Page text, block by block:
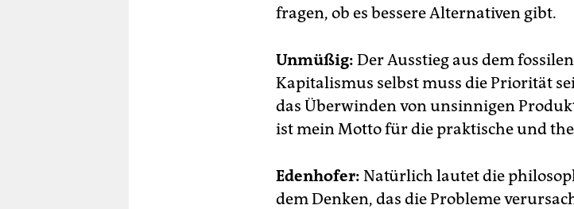
fragen, ob es bessere Alternativen gibt.
Unmüßig: Der Ausstieg aus dem
Kapitalismus selbst muss die Priorität
das Überwinden von unsinnigen
ist mein Motto für die praktische und
Edenhofer: Natürlich lautet die
dem Denken, das die Probleme